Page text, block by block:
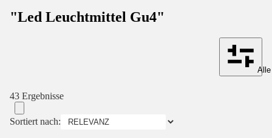
"Led Leuchtmittel Gu4"
43 Ergebnisse
Sortiert nach: